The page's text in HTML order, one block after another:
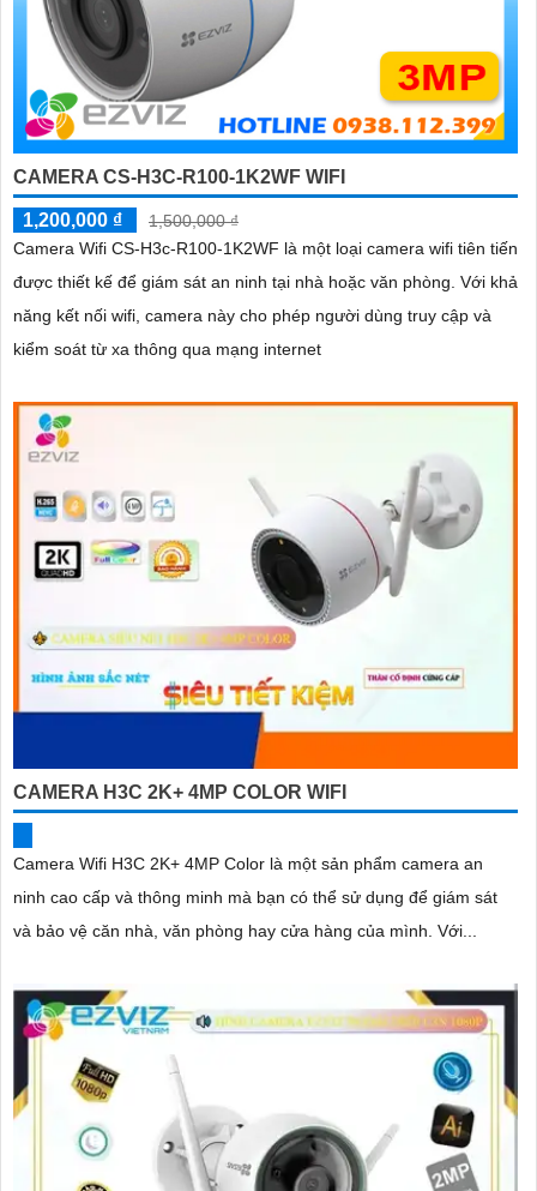
CAMERA CS-H3C-R100-1K2WF WIFI
1,200,000 ₫
1,500,000 ₫
Camera Wifi CS-H3c-R100-1K2WF là một loại camera wifi tiên tiến
được thiết kế để giám sát an ninh tại nhà hoặc văn phòng. Với khả
năng kết nối wifi, camera này cho phép người dùng truy cập và
kiểm soát từ xa thông qua mạng internet
CAMERA H3C 2K+ 4MP COLOR WIFI
Camera Wifi H3C 2K+ 4MP Color là một sản phẩm camera an
ninh cao cấp và thông minh mà bạn có thể sử dụng để giám sát
và bảo vệ căn nhà, văn phòng hay cửa hàng của mình. Với...